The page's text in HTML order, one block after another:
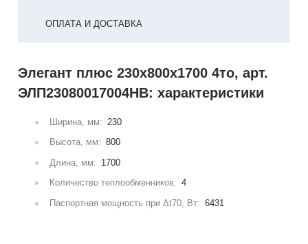
ОПЛАТА И ДОСТАВКА
Элегант плюс 230x800x1700 4то, арт.
ЭЛП23080017004НВ: характеристики
Ширина, мм: 230
Высота, мм: 800
Длина, мм: 1700
Количество теплообменников: 4
Паспортная мощность при Δt70, Вт: 6431